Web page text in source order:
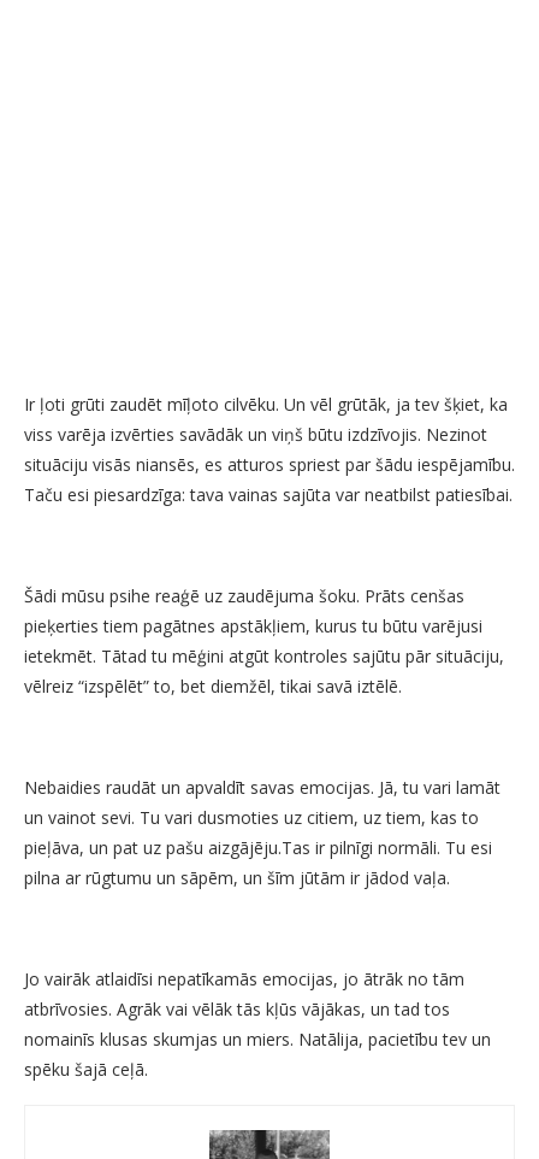
Ir ļoti grūti zaudēt mīļoto cilvēku. Un vēl grūtāk, ja tev šķiet, ka
viss varēja izvērties savādāk un viņš būtu izdzīvojis. Nezinot
situāciju visās niansēs, es atturos spriest par šādu iespējamību.
Taču esi piesardzīga: tava vainas sajūta var neatbilst patiesībai.
Šādi mūsu psihe reaģē uz zaudējuma šoku. Prāts cenšas
pieķerties tiem pagātnes apstākļiem, kurus tu būtu varējusi
ietekmēt. Tātad tu mēģini atgūt kontroles sajūtu pār situāciju,
vēlreiz “izspēlēt” to, bet diemžēl, tikai savā iztēlē.
Nebaidies raudāt un apvaldīt savas emocijas. Jā, tu vari lamāt
un vainot sevi. Tu vari dusmoties uz citiem, uz tiem, kas to
pieļāva, un pat uz pašu aizgājēju.Tas ir pilnīgi normāli. Tu esi
pilna ar rūgtumu un sāpēm, un šīm jūtām ir jādod vaļa.
Jo vairāk atlaidīsi nepatīkamās emocijas, jo ātrāk no tām
atbrīvosies. Agrāk vai vēlāk tās kļūs vājākas, un tad tos
nomainīs klusas skumjas un miers. Natālija, pacietību tev un
spēku šajā ceļā.